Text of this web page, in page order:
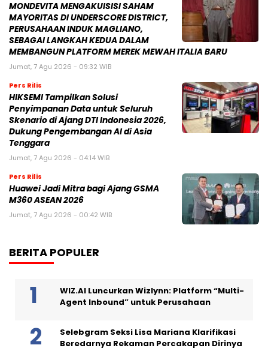
MONDEVITA MENGAKUISISI SAHAM
MAYORITAS DI UNDERSCORE DISTRICT,
PERUSAHAAN INDUK MAGLIANO,
SEBAGAI LANGKAH KEDUA DALAM
MEMBANGUN PLATFORM MEREK MEWAH ITALIA BARU
Jumat, 7 Agu 2026 - 09:32 WIB
Pers Rilis
HIKSEMI Tampilkan Solusi
Penyimpanan Data untuk Seluruh
Skenario di Ajang DTI Indonesia 2026,
Dukung Pengembangan AI di Asia
Tenggara
Jumat, 7 Agu 2026 - 04:14 WIB
Pers Rilis
Huawei Jadi Mitra bagi Ajang GSMA
M360 ASEAN 2026
Jumat, 7 Agu 2026 - 00:42 WIB
BERITA POPULER
WIZ.AI Luncurkan Wizlynn: Platform “Multi-
Agent Inbound” untuk Perusahaan
Selebgram Seksi Lisa Mariana Klarifikasi
Beredarnya Rekaman Percakapan Dirinya